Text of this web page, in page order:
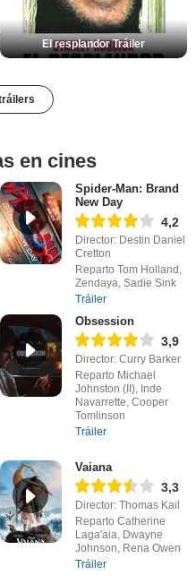
El resplandor Tráiler
en cines
Spider-Man: Brand
New Day
4,2
Director: Destin Daniel
Cretton
Reparto Tom Holland,
Zendaya, Sadie Sink
Tráiler
Obsession
3,9
Director: Curry Barker
Reparto Michael
Johnston (II), Inde
Navarrette, Cooper
Tomlinson
Tráiler
Vaiana
3,3
Director: Thomas Kail
Reparto Catherine
Laga'aia, Dwayne
Johnson, Rena Owen
Tráiler